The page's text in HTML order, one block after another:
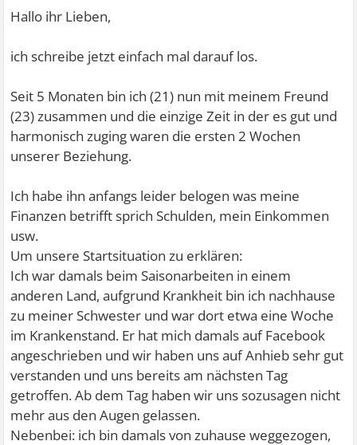
Hallo ihr Lieben,
ich schreibe jetzt einfach mal darauf los.
Seit 5 Monaten bin ich (21) nun mit meinem Freund
(23) zusammen und die einzige Zeit in der es gut und
harmonisch zuging waren die ersten 2 Wochen
unserer Beziehung.
Ich habe ihn anfangs leider belogen was meine
Finanzen betrifft sprich Schulden, mein Einkommen
usw.
Um unsere Startsituation zu erklären:
Ich war damals beim Saisonarbeiten in einem
anderen Land, aufgrund Krankheit bin ich nachhause
zu meiner Schwester und war dort etwa eine Woche
im Krankenstand. Er hat mich damals auf Facebook
angeschrieben und wir haben uns auf Anhieb sehr gut
verstanden und uns bereits am nächsten Tag
getroffen. Ab dem Tag haben wir uns sozusagen nicht
mehr aus den Augen gelassen.
Nebenbei: ich bin damals von zuhause weggezogen,